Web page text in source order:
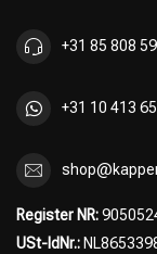
+31 85 808
+31 10 413
Register NR:
USt-IdNr.: